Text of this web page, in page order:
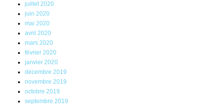
juillet 2020
juin 2020
mai 2020
avril 2020
mars 2020
février 2020
janvier 2020
décembre 2019
novembre 2019
octobre 2019
septembre 2019